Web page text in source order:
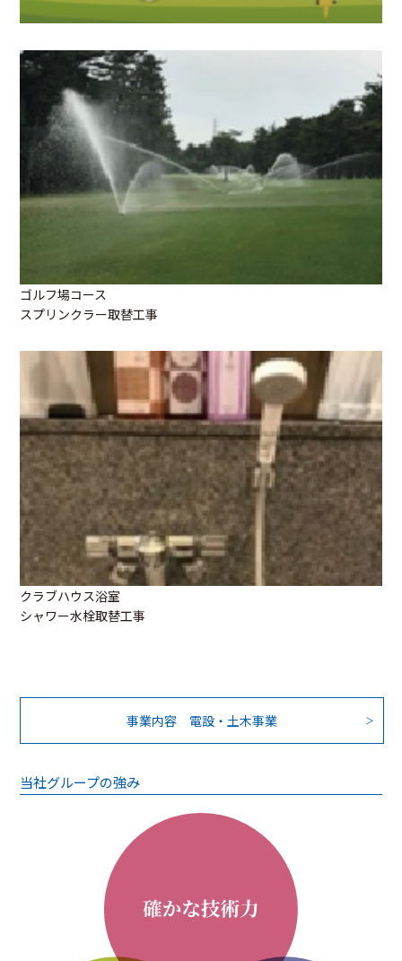
ゴルフ場コース
スプリンクラー取替工事
クラブハウス浴室
シャワー水栓取替工事
事業内容 電設・土木事業
当社グループの強み